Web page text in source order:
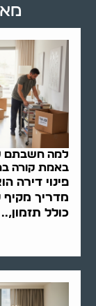
למה חשבתם
באמת קורה
פינוי דירה
מדריך מקיף
כולל תזמון,..